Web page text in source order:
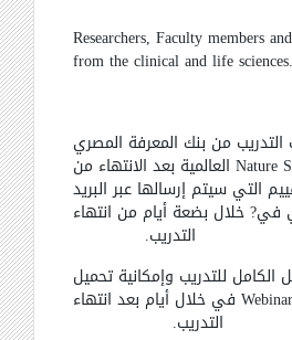
Researchers, Faculty members
from the clinical and life sciences.
من بنك المعرفة المصري
Nature العالمية بعد الانتهاء من
التي سيتم إرسالها عبر البريد
في? خلال بضعة أيام من انتهاء
التدريب.
للتدريب وإمكانية تحميل
Webinar في خلال أيام بعد انتهاء
التدريب.